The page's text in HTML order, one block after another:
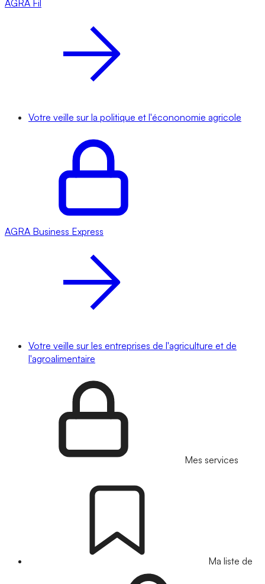
AGRA Fil
Votre veille sur la politique et l'écononomie agricole
AGRA Business Express
Votre veille sur les entreprises de l'agriculture et de
l'agroalimentaire
Mes services
Ma liste de